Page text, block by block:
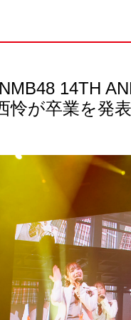
14TH
怜が卒業を発